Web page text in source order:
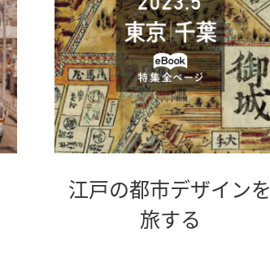
江戸の都市デザインを
旅する